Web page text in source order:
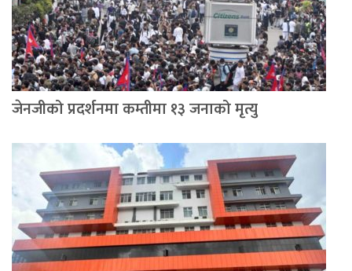
जेनजीको प्रदर्शनमा कम्तीमा १३ जनाको मृत्यु